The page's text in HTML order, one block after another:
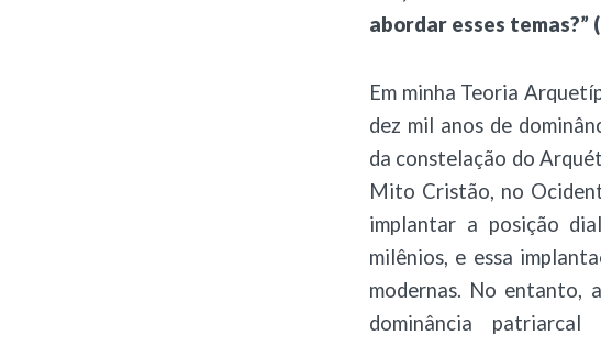
abordar esses temas?”
Em minha Teoria
dez mil anos de
da constelação do
Mito Cristão, no
implantar a posição
milênios, e essa
modernas. No entanto,
dominância